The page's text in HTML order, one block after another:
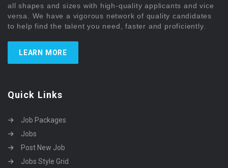
all shapes and sizes with high-quality applicants and vice
versa. We have a vigorous network of quality candidates
to help find the talent you need, faster and proficiently.
LEARN MORE
Quick Links
Job Packages
Jobs
Post New Job
Jobs Style Grid